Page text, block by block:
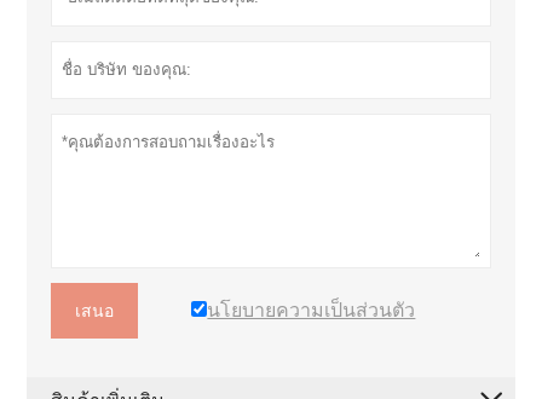
เสนอ นโยบายความเป็นส่วนตัว